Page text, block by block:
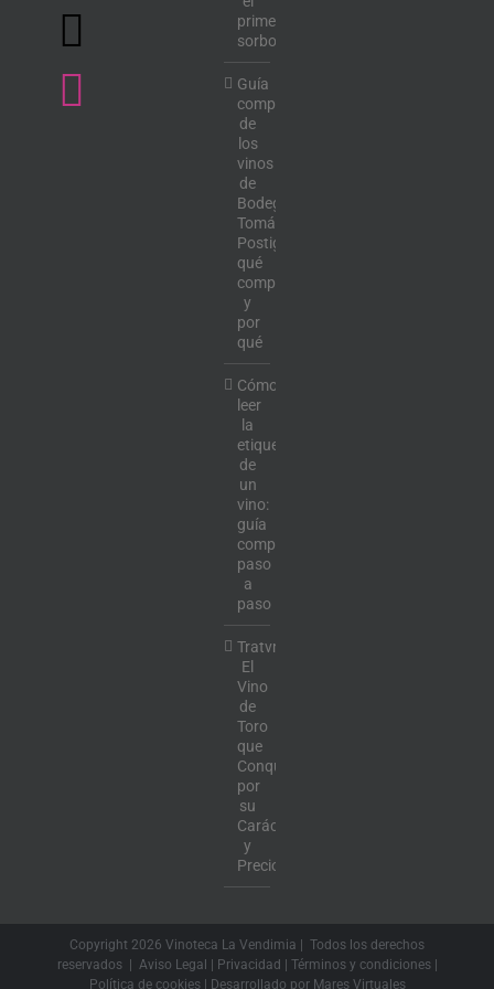
primer
sorbo
Guía
completa
de
los
vinos
de
Bodega
Tomás
Postigo:
qué
comprar
y
por
qué
Cómo
leer
la
etiqueta
de
un
vino:
guía
completa
paso
a
paso
Tratvm:
El
Vino
de
Toro
que
Conquista
por
su
Carácter
y
Precio
Copyright 2026 Vinoteca La Vendimia | Todos los derechos
reservados | Aviso Legal Privacidad Términos y condiciones|
Política de cookies| Desarrollado por Mares Virtuales